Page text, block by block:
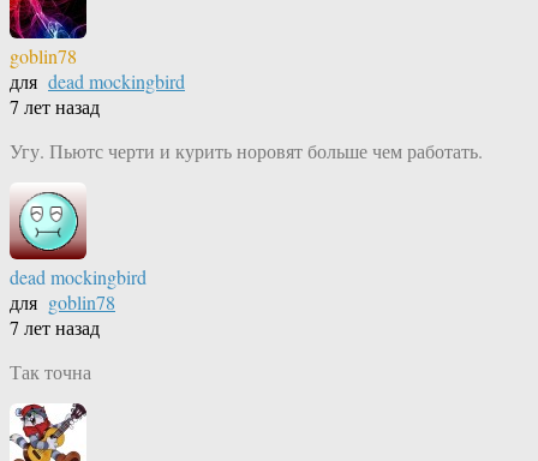
goblin78
для dead mockingbird
7 лет назад
Угу. Пьютс черти и курить норовят больше чем работать.
dead mockingbird
для goblin78
7 лет назад
Так точна